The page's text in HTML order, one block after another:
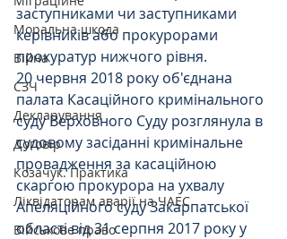
Моральна шкода
Війна
СЗЧ
Декларування
Договір
Козачук. Практика
Ліквідаторам аварії на ЧАЕС
Військове право
заступниками чи заступниками
керівників або прокурорами
прокуратур нижчого рівня.
20 червня 2018 року об'єднана
палата Касаційного кримінального
суду Верховного Суду розглянула в
судовому засіданні кримінальне
провадження за касаційною
скаргою прокурора на ухвалу
Апеляційного суду Закарпатської
області від 31 серпня 2017 року у